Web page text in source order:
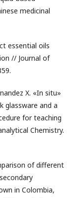
medicinal
essential oils
// Journal of
X. «In situ»
glassware and a
for teaching
Chemistry.
of different
in Colombia,